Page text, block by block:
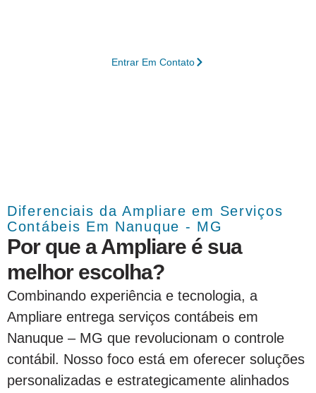
Entrar Em Contato
Diferenciais da Ampliare em Serviços
Contábeis Em Nanuque - MG
Por que a Ampliare é sua
melhor escolha?
Combinando experiência e tecnologia, a
Ampliare entrega serviços contábeis em
Nanuque – MG que revolucionam o controle
contábil. Nosso foco está em oferecer soluções
personalizadas e estrategicamente alinhados